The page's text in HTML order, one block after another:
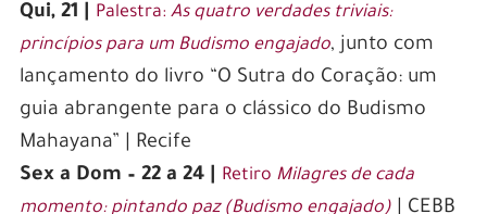
diverse selection of sports betting, casino
games, and other forms of online gambling. The
country’s well-regulated gambling industry
ensures a safe and secure environment for
players, with strict licensing requirements and
robust consumer protection measures in place.
Qui, 21 | Palestra: As quatro verdades triviais:
princípios para um Budismo engajado, junto com
lançamento do livro “O Sutra do Coração: um
guia abrangente para o clássico do Budismo
Mahayana” | Recife
Sex a Dom – 22 a 24 |
Retiro Milagres de cada
momento: pintando paz (Budismo engajado)| CEBB